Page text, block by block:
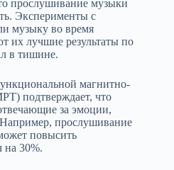
прослушивание музыки
Эксперименты с
музыку во время
их лучшие результаты по
в тишине.
магнитно-
подтверждает, что
за эмоции,
Например, прослушивание
повысить
на 30%.